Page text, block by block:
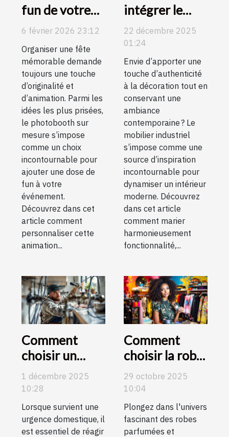
fun de votre
fête avec des
photobooth
sur mesure
6 février 2026 23:12
Organiser une fête
mémorable demande
toujours une touche
d’originalité et
d’animation. Parmi les
idées les plus prisées,
le photobooth sur
mesure s’impose
comme un choix
incontournable pour
ajouter une dose de
fun à votre
événement.
Découvrez dans cet
article comment
personnaliser cette
animation...
intégrer le
mobilier
industriel dans
un intérieur
moderne ?
22 décembre 2025
01:24
Envie d’apporter une
touche d’authenticité
à la décoration tout en
conservant une
ambiance
contemporaine ? Le
mobilier industriel
s’impose comme une
source d’inspiration
incontournable pour
dynamiser un intérieur
moderne. Découvrez
dans cet article
comment marier
harmonieusement
fonctionnalité,...
Comment
choisir un
artisan qualifié
pour vos
urgences
domestiques ?
1 décembre 2025
10:28
Lorsque survient une
urgence domestique, il
est essentiel de réagir
Comment
choisir la robe
parfumée
idéale pour
chaque
occasion ?
29 octobre 2025
10:04
Plongez dans l'univers
fascinant des robes
parfumées et